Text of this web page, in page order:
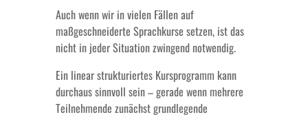
Auch wenn wir in vielen Fällen auf
maßgeschneiderte Sprachkurse setzen, ist das
nicht in jeder Situation zwingend notwendig.
Ein linear strukturiertes Kursprogramm kann
durchaus sinnvoll sein – gerade wenn mehrere
Teilnehmende zunächst grundlegende